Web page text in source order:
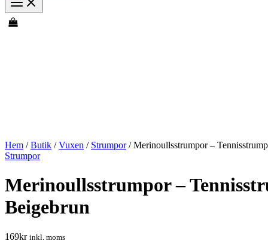
Hem /Butik /Vuxen / Strumpor/ Merinoullsstrumpor –
Strumpor
Merinoullsstrumpor –
Beigebrun
169kr inkl. moms